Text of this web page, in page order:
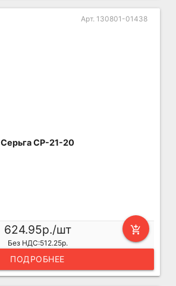
Арт. 130801-01438
Серьга СР-21-20
add_shopping_cart
624.95р./шт
Без НДС:512.25р.
ПОДРОБНЕЕ